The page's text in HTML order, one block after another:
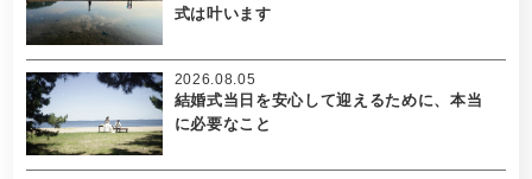
式は叶います
結婚式当日を安心して迎えるために、本当
に必要なこと
2026.08.05